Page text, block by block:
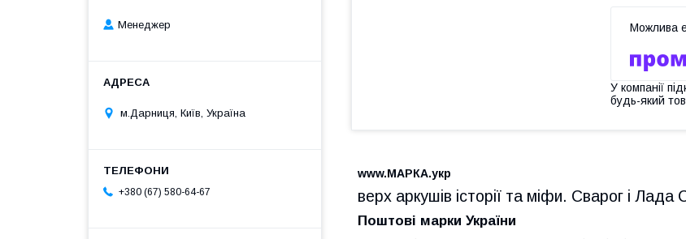
У компанії
будь-який
www.МАРКА.укр
верх аркушів історії та міфи. Сварог і Лада
Поштові марки України
Менеджер
м.Дарниця, Київ, Україна
+380 (67) 580-64-67